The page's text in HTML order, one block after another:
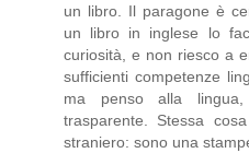
un libro. Il paragone è
un libro in inglese lo
curiosità, e non riesco a
sufficienti competenze
ma penso alla
trasparente. Stessa
straniero: sono una